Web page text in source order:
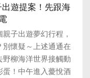
遊提案！先跟海
子出遊夢幻行程，
懷疑～上述通通在
柳海洋世界接觸動
！中午進入薆悅酒